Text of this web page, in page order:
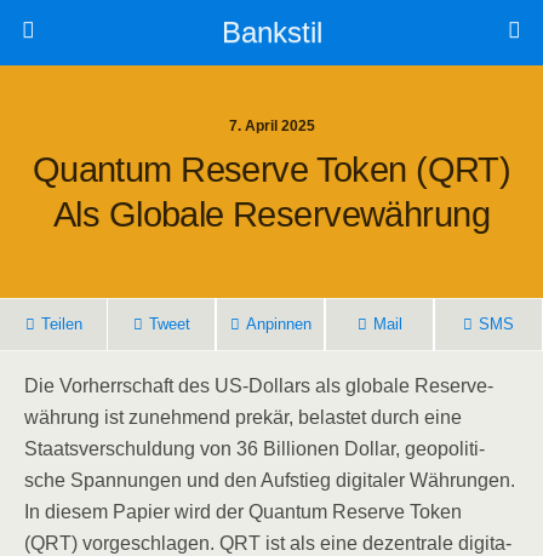
Bankstil
7. April 2025
Quan­tum Reser­ve Token (QRT)
Als Glo­ba­le Reservewährung
Tei­len Tweet Anpin­nen Mail SMS
Die Vor­herr­schaft des US-Dol­lars als glo­ba­le Reser­ve­
wäh­rung ist zuneh­mend pre­kär, belas­tet durch eine
Staats­ver­schul­dung von 36 Bil­lio­nen Dol­lar, geo­po­li­ti­
sche Span­nun­gen und den Auf­stieg digi­ta­ler Wäh­run­gen.
In die­sem Papier wird der Quan­tum Reser­ve Token
(QRT) vor­ge­schla­gen. QRT ist als eine dezen­tra­le digi­ta­